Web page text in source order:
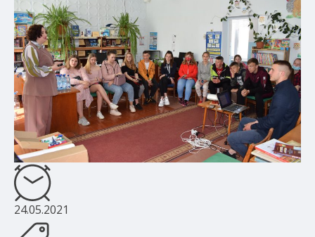
24.05.2021